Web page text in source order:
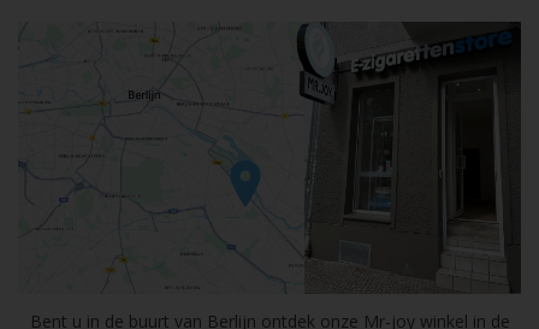
Bent u in de buurt van Berlijn ontdek onze Mr-joy winkel in de